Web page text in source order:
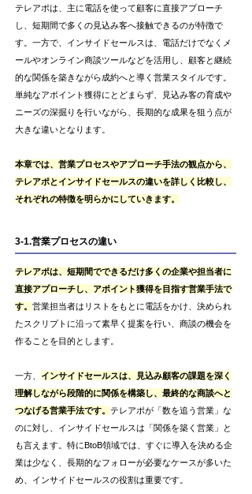
テレアポは、主に電話を使って顧客に直接アプローチ
し、短期間で多くの見込み客へ接触できるのが特徴で
す。一方で、インサイドセールスは、電話だけでなくメ
ールやオンライン商談ツールなどを活用し、顧客と継続
的な関係を築きながら成約へと導く営業スタイルです。
単純なアポイント獲得にとどまらず、見込み客の育成や
ニーズの深掘りを行いながら、長期的な成果を狙う点が
大きな違いとなります。
本章では、営業プロセスやアプローチ手法の観点から、
テレアポとインサイドセールスの違いを詳しく比較し、
それぞれの特徴を明らかにしていきます。
3-1.営業プロセスの違い
テレアポは、短期間でできるだけ多くの企業や担当者に
直接アプローチし、アポイント獲得を目指す営業手法で
す。 営業担当者はリストをもとに電話をかけ、決められ
たスクリプトに沿って素早く提案を行い、商談の機会を
作ることを目的とします。
一方、 インサイドセールスは、見込み顧客の課題を深く
理解しながら段階的に関係を構築し、最終的な商談へと
つなげる営業手法です。 テレアポが「数を追う営業」な
のに対し、インサイドセールスは「関係を築く営業」と
も言えます。特にBtoB領域では、すぐに導入を決める企
業は少なく、長期的なフォローが必要なケースが多いた
め、インサイドセールスの役割は重要です。